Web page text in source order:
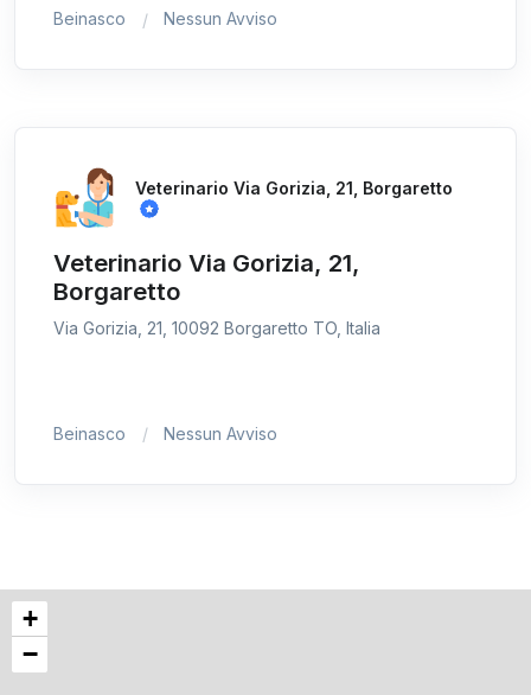
Beinasco Nessun Avviso
Veterinario Via Gorizia, 21, Borgaretto
Veterinario Via Gorizia, 21,
Borgaretto
Via Gorizia, 21, 10092 Borgaretto TO, Italia
Beinasco Nessun Avviso
+
−